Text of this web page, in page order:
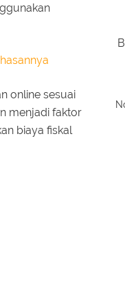
online sesuai
menjadi faktor
biaya fiskal